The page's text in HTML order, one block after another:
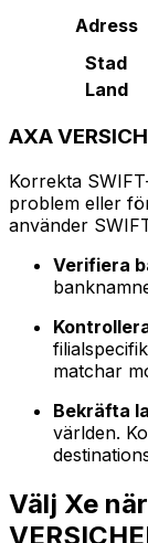
Adress
Stad
Land
AXA
Korrekta
problem eller
använder
Verifiera
matchar
Bekräfta
världen.
Välj Xe